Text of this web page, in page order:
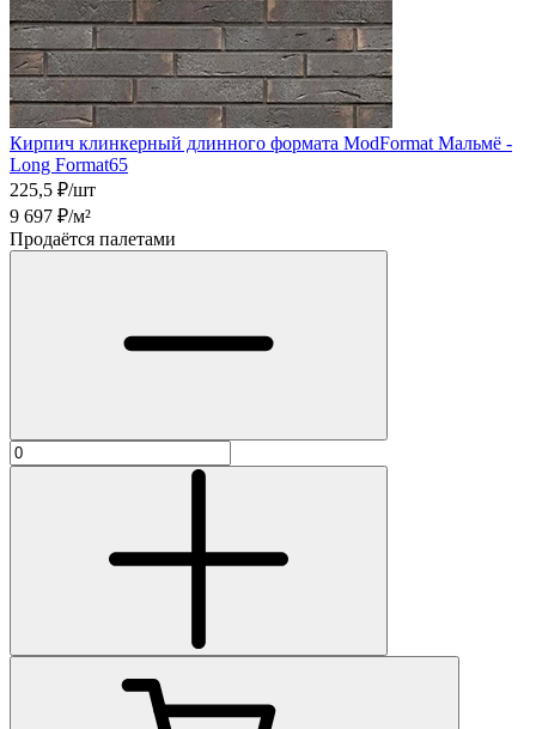
Кирпич клинкерный длинного формата ModFormat Мальмё -
Long Format65
225,5 ₽/шт
9 697 ₽/м²
Продаётся палетами